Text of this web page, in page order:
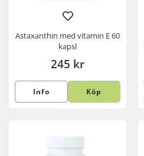
Astaxanthin med vitamin E 60
kapsl
245 kr
Info Köp